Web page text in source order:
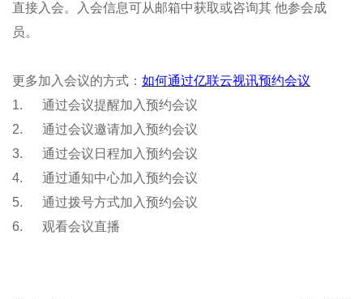
直接入会。入会信息可从邮箱中获取或咨询其 他参会成
员。
更多加入会议的方式： 如何通过亿联云视讯预约会议
1. 通过会议提醒加入预约会议
2. 通过会议邀请加入预约会议
3. 通过会议日程加入预约会议
4. 通过通知中心加入预约会议
5. 通过拨号方式加入预约会议
6. 观看会议直播